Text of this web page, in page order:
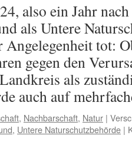
also ein Jahr
als Untere
Angelegenheit tot:
gegen den
als
auch auf
, Nachbarschaft, Natur |
, Untere Naturschutzbehörde |